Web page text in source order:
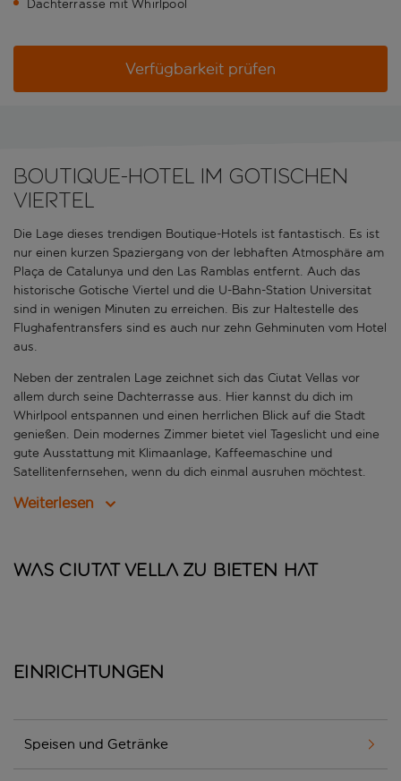
Dachterrasse mit Whirlpool
Verfügbarkeit prüfen
BOUTIQUE-HOTEL IM GOTISCHEN
VIERTEL
Die Lage dieses trendigen Boutique-Hotels ist fantastisch. Es ist
nur einen kurzen Spaziergang von der lebhaften Atmosphäre am
Plaça de Catalunya und den Las Ramblas entfernt. Auch das
historische Gotische Viertel und die U-Bahn-Station Universitat
sind in wenigen Minuten zu erreichen. Bis zur Haltestelle des
Flughafentransfers sind es auch nur zehn Gehminuten vom Hotel
aus.
Neben der zentralen Lage zeichnet sich das Ciutat Vellas vor
allem durch seine Dachterrasse aus. Hier kannst du dich im
Whirlpool entspannen und einen herrlichen Blick auf die Stadt
genießen. Dein modernes Zimmer bietet viel Tageslicht und eine
gute Ausstattung mit Klimaanlage, Kaffeemaschine und
Satellitenfernsehen, wenn du dich einmal ausruhen möchtest.
Weiterlesen
Was Ciutat Vella zu bieten hat
Einrichtungen
Speisen und Getränke